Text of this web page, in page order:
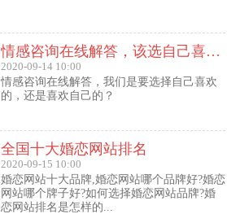
情感咨询在线解答，该选自己喜欢的,还是喜欢自己的？
2020-09-14 10:00
情感咨询在线解答，我们是要选择自己喜欢
的，还是喜欢自己的？
全国十大婚恋网站排名
2020-09-15 10:00
婚恋网站十大品牌,婚恋网站哪个品牌好?婚恋
网站哪个牌子好?如何选择婚恋网站品牌?婚
恋网站排名是怎样的...